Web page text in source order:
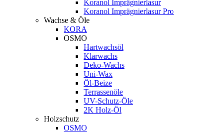
Koranol Imprägnierlasur
Koranol Imprägnierlasur Pro
Wachse & Öle
KORA
OSMO
Hartwachsöl
Klarwachs
Deko-Wachs
Uni-Wax
Öl-Beize
Terrassenöle
UV-Schutz-Öle
2K Holz-Öl
Holzschutz
OSMO